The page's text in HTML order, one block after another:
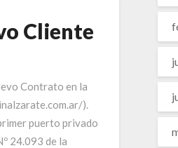
Cliente
Contrato en la
).
puerto privado
24.093 de la